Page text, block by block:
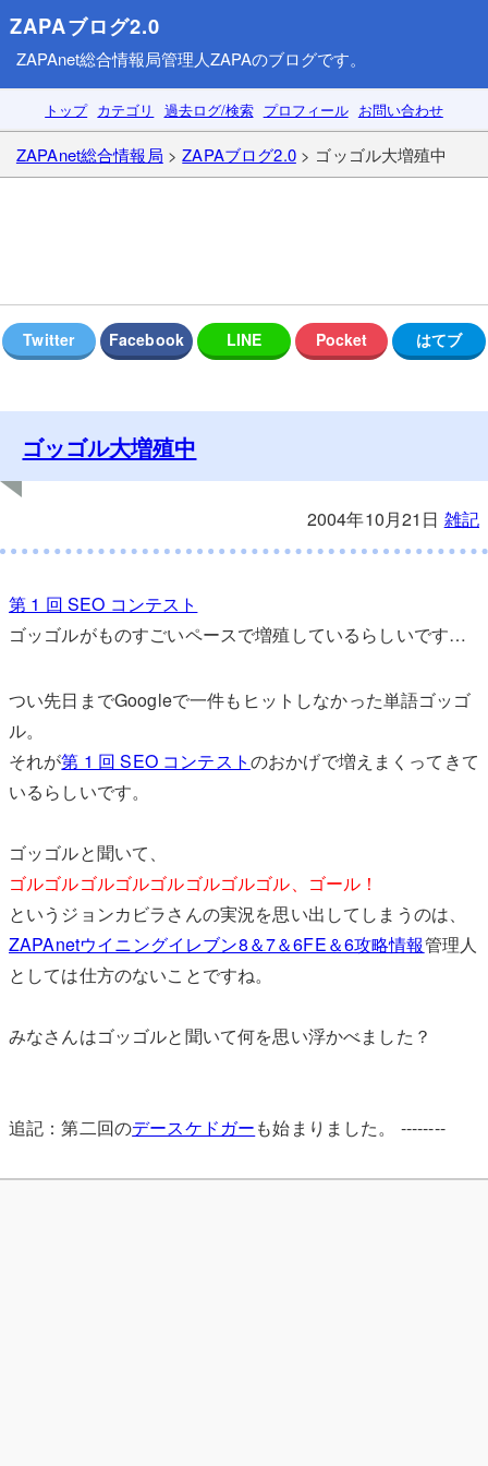
ZAPAブログ2.0
ZAPAnet総合情報局管理人ZAPAのブログです。
トップ カテゴリ 過去ログ/検索 プロフィール お問い合わせ
ZAPAnet総合情報局 >ZAPAブログ2.0> ゴッゴル大増殖中
ゴッゴル大増殖中
2004年10月21日 雑記
第 1 回 SEO コンテスト
ゴッゴルがものすごいペースで増殖しているらしいです…
つい先日までGoogleで一件もヒットしなかった単語ゴッゴ
ル。
それが第 1 回 SEO コンテストのおかげで増えまくってきて
いるらしいです。
ゴッゴルと聞いて、
ゴルゴルゴルゴルゴルゴルゴルゴル、ゴール！
というジョンカビラさんの実況を思い出してしまうのは、
ZAPAnetウイニングイレブン8＆7＆6FE＆6攻略情報管理人
としては仕方のないことですね。
みなさんはゴッゴルと聞いて何を思い浮かべました？
追記：第二回のデースケドガーも始まりました。 --------